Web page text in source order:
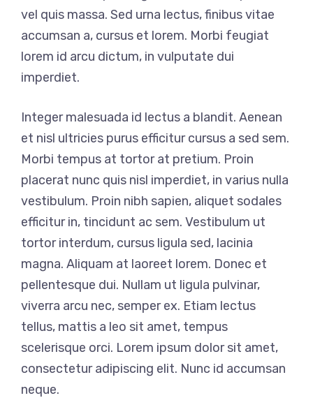
vel quis massa. Sed urna lectus, finibus vitae
accumsan a, cursus et lorem. Morbi feugiat
lorem id arcu dictum, in vulputate dui
imperdiet.
Integer malesuada id lectus a blandit. Aenean
et nisl ultricies purus efficitur cursus a sed sem.
Morbi tempus at tortor at pretium. Proin
placerat nunc quis nisl imperdiet, in varius nulla
vestibulum. Proin nibh sapien, aliquet sodales
efficitur in, tincidunt ac sem. Vestibulum ut
tortor interdum, cursus ligula sed, lacinia
magna. Aliquam at laoreet lorem. Donec et
pellentesque dui. Nullam ut ligula pulvinar,
viverra arcu nec, semper ex. Etiam lectus
tellus, mattis a leo sit amet, tempus
scelerisque orci. Lorem ipsum dolor sit amet,
consectetur adipiscing elit. Nunc id accumsan
neque.